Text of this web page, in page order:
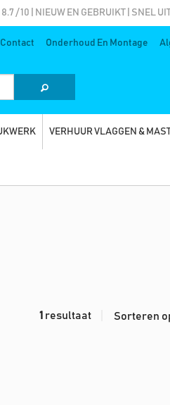
8.7 / 10 | NIEUW EN GEBRUIKT | SNEL
Contact Onderhoud En Montage
VERHUUR VLAGGEN &
1 resultaat Sorteren